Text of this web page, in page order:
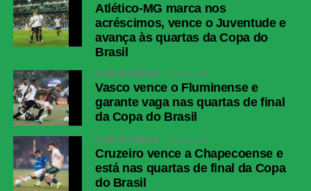
Atlético-MG marca nos
acréscimos, vence o Juventude e
avança às quartas da Copa do
Brasil
COPA DO BRASIL 2 dias atrás
Vasco vence o Fluminense e
garante vaga nas quartas de final
da Copa do Brasil
COPA DO BRASIL 2 dias atrás
Cruzeiro vence a Chapecoense e
está nas quartas de final da Copa
do Brasil